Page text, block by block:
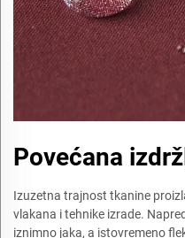
Povećana
Izuzetna trajnost tkanine
vlakana i tehnike izrade.
iznimno jaka, a istovremeno